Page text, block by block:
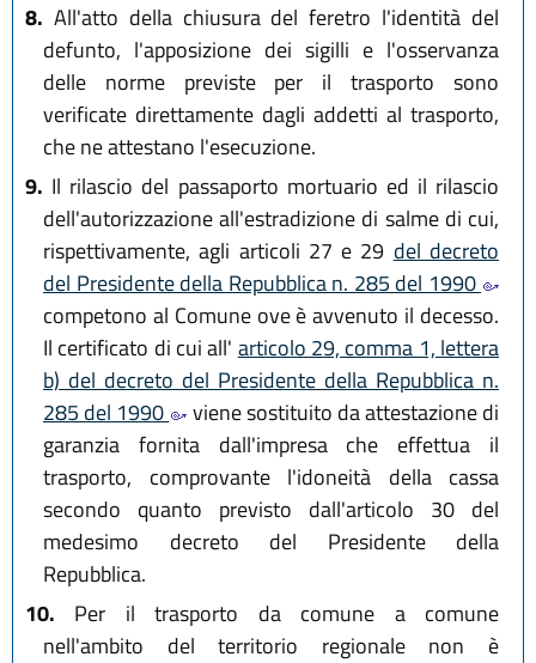
8. All'atto della chiusura del feretro l'identità del
defunto, l'apposizione dei sigilli e l'osservanza
delle norme previste per il trasporto sono
verificate direttamente dagli addetti al trasporto,
che ne attestano l'esecuzione.
9. Il rilascio del passaporto mortuario ed il rilascio
dell'autorizzazione all'estradizione di salme di cui,
rispettivamente, agli articoli 27 e 29 del decreto
del Presidente della Repubblica n. 285 del 1990
competono al Comune ove è avvenuto il decesso.
Il certificato di cui all' articolo 29, comma 1, lettera
b) del decreto del Presidente della Repubblica n.
285 del 1990
viene sostituito da attestazione di
garanzia fornita dall'impresa che effettua il
trasporto, comprovante l'idoneità della cassa
secondo quanto previsto dall'articolo 30 del
medesimo decreto del Presidente della
Repubblica.
10. Per il trasporto da comune a comune
nell'ambito del territorio regionale non è